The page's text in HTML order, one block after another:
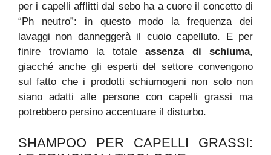
per i capelli afflitti dal sebo ha a cuore il concetto di
“Ph neutro”: in questo modo la frequenza dei
lavaggi non danneggerà il cuoio capelluto. E per
finire troviamo la totale assenza di schiuma,
giacché anche gli esperti del settore convengono
sul fatto che i prodotti schiumogeni non solo non
siano adatti alle persone con capelli grassi ma
potrebbero persino accentuare il disturbo.
SHAMPOO PER CAPELLI GRASSI: